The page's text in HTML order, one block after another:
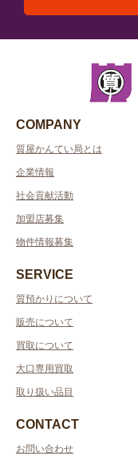
COMPANY
質屋かんてい局とは
企業情報
社会貢献活動
加盟店募集
物件情報募集
SERVICE
質預かりについて
販売について
買取について
大口専用買取
取り扱い品目
CONTACT
お問い合わせ